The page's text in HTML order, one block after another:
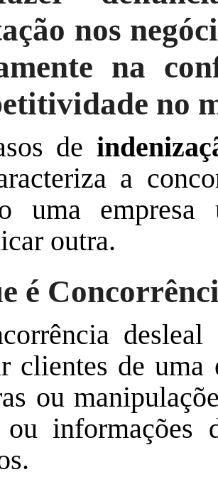
nos
na
no
de
a
uma empresa
outra.
é
clientes de uma
ou
ou informações